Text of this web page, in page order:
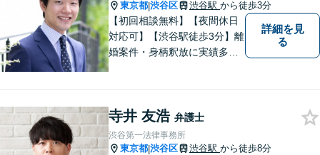
東京都|渋谷区 渋谷駅 から徒歩3分
【初回相談無料】【夜間休日
対応可】【渋谷駅徒歩3分】離
婚案件・身柄釈放に実績多数
かりと向き合い、迅速に粘り
強くより良い解決を目指しま
す。お困りの場合、まずはご
詳細を見
る
寺井 友浩 弁護士
渋谷第一法律事務所
東京都|渋谷区 渋谷駅 から徒歩8分